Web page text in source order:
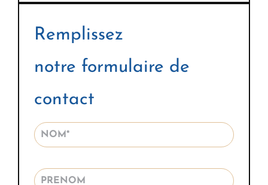
Remplissez
notre formulaire de
contact